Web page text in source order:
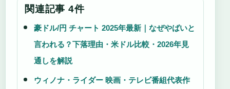
関連記事 4件
豪ドル/円 チャート 2025年最新｜なぜやばいと
言われる？下落理由・米ドル比較・2026年見
通しを解説
ウィノナ・ライダー 映画・テレビ番組代表作